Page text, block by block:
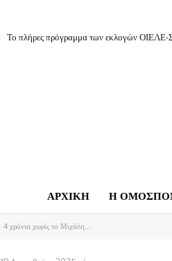
Το πλήρες πρόγραμμα των εκλογών ΟΙΕΛΕ-
ΑΡΧΙΚΗ Η
4 χρόνια χωρίς το Μιχάλη...